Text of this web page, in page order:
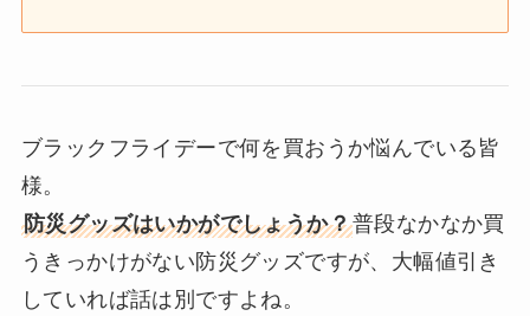
ブラックフライデーで何を買おうか悩んでいる皆
様。
防災グッズはいかがでしょうか？普段なかなか買
うきっかけがない防災グッズですが、大幅値引き
していれば話は別ですよね。